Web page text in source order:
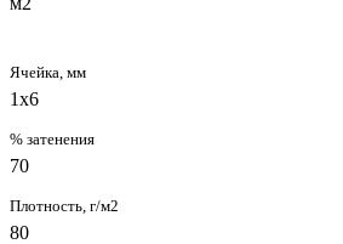
Ячейка, мм
1х6
% затенения
70
Плотность, г/м2
80